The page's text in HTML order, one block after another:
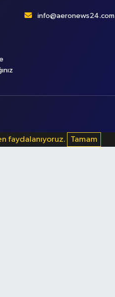
info@aeronews24.com
faydalanıyoruz. Tamam